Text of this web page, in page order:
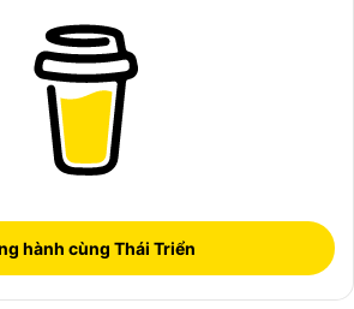
hành cùng Thái Triển